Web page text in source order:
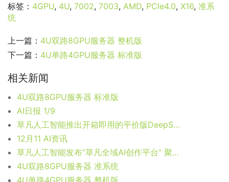
标签： 4GPU, 4U, 7002, 7003, AMD, PCIe4.0, X16, 准系
统
上一篇： 4U双路8GPU服务器 整机版
下一篇： 4U单路4GPU服务器 标准版
相关新闻
4U双路8GPU服务器 标准版
AI日报 1/9
草凡人工智能推出开箱即用的平价版DeepSeek R1服务器
12月11 AI资讯
草凡人工智能发布“草凡全域AI创作平台” 聚合AI绘画、音乐、视频等多种功能
4U双路8GPU服务器 准系统
4U单路4GPU服务器 整机版